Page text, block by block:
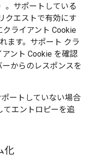
。サポートしている
クエストで有効にす
ライアント Cookie
ます。サポート クラ
ント Cookie を確認
からのレスポンスを
ートしていない場合
てエントロピーを追
化